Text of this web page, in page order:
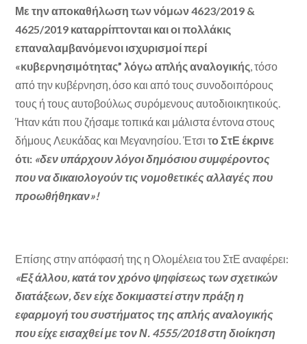
Με την αποκαθήλωση των νόμων 4623/2019 &
4625/2019 καταρρίπτονται και οι πολλάκις
επαναλαμβανόμενοι ισχυρισμοί περί
«κυβερνησιμότητας” λόγω απλής αναλογικής, τόσο
από την κυβέρνηση, όσο και από τους συνοδοιπόρους
τους ή τους αυτοβούλως συρόμενους αυτοδιοικητικούς.
Ήταν κάτι που ζήσαμε τοπικά και μάλιστα έντονα στους
δήμους Λευκάδας και Μεγανησίου. Έτσι το ΣτΕ έκρινε
ότι: «δεν υπάρχουν λόγοι δημόσιου συμφέροντος
που να δικαιολογούν τις νομοθετικές αλλαγές που
προωθήθηκαν»!
Επίσης στην απόφασή της η Ολομέλεια του ΣτΕ αναφέρει:
«Εξ άλλου, κατά τον χρόνο ψηφίσεως των σχετικών
διατάξεων, δεν είχε δοκιμαστεί στην πράξη η
εφαρμογή του συστήματος της απλής αναλογικής
που είχε εισαχθεί με τον Ν. 4555/2018 στη διοίκηση